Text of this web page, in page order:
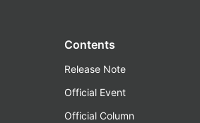
Contents
Release Note
Official Event
Official Column